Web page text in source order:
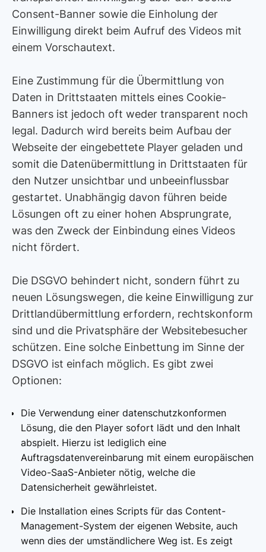
Consent-Banner sowie die Einholung der
Einwilligung direkt beim Aufruf des Videos mit
einem Vorschautext.
Eine Zustimmung für die Übermittlung von
Daten in Drittstaaten mittels eines Cookie-
Banners ist jedoch oft weder transparent noch
legal. Dadurch wird bereits beim Aufbau der
Webseite der eingebettete Player geladen und
somit die Datenübermittlung in Drittstaaten für
den Nutzer unsichtbar und unbeeinflussbar
gestartet. Unabhängig davon führen beide
Lösungen oft zu einer hohen Absprungrate,
was den Zweck der Einbindung eines Videos
nicht fördert.
Die DSGVO behindert nicht, sondern führt zu
neuen Lösungswegen, die keine Einwilligung zur
Drittlandübermittlung erfordern, rechtskonform
sind und die Privatsphäre der Websitebesucher
schützen. Eine solche Einbettung im Sinne der
DSGVO ist einfach möglich. Es gibt zwei
Optionen:
Die Verwendung einer datenschutzkonformen
Lösung, die den Player sofort lädt und den Inhalt
abspielt. Hierzu ist lediglich eine
Auftragsdatenvereinbarung mit einem europäischen
Video-SaaS-Anbieter nötig, welche die
Datensicherheit gewährleistet.
Die Installation eines Scripts für das Content-
Management-System der eigenen Website, auch
wenn dies der umständlichere Weg ist. Es zeigt